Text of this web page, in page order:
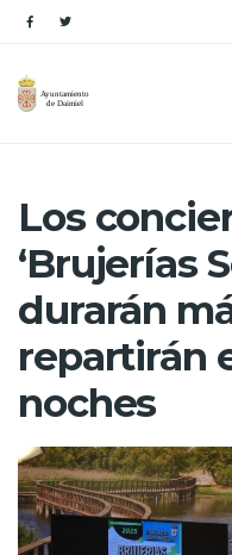
Los
‘Brujerías
durarán
repartirán
noches